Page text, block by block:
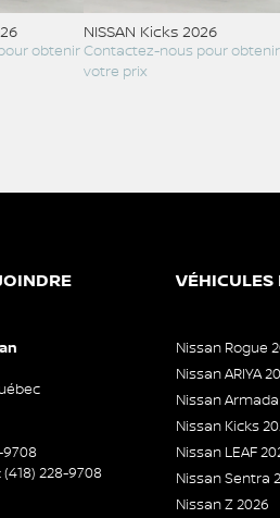
obtenir
NISSAN Kicks 2026
Contactez-nous pour obtenir
votre prix
9708
(418) 228-9708
VÉHICULES
Nissan Rogue
Nissan ARIYA
Nissan
Nissan Kicks
Nissan LEAF
Nissan Sentra
Nissan Z 2026